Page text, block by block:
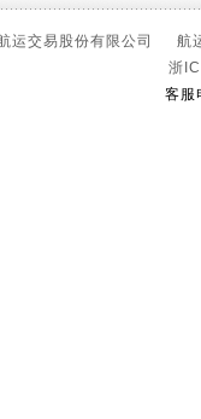
航运交易股份有限公司
浙
客服